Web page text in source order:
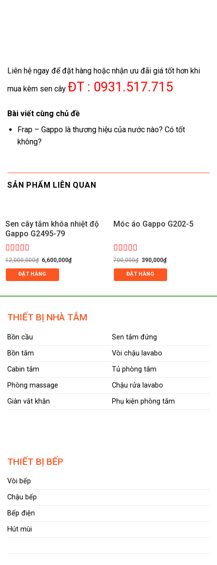
Liên hệ ngay để đặt hàng hoặc nhận ưu đãi giá tốt hơn khi
mua kèm sen cây ĐT : 0931.517.715
Bài viết cùng chủ đề
Frap – Gappo là thương hiệu của nước nào? Có tốt
không?
SẢN PHẨM LIÊN QUAN
Sen cây tắm khóa nhiệt độ
Gappo G2495-79
Được
xếp
hạng
0
sao
12,000,000₫ Giá
gốc
là:
12,000,000₫.
6,600,000₫Giá
hiện
ĐẶT HÀNG
Móc áo Gappo G202-5
Được
xếp
hạng
0
sao
700,000₫ Giá
gốc
là:
700,000₫.
390,000₫Giá
hiện
tại
là:
390,000₫.
ĐẶT HÀNG
THIẾT BỊ NHÀ TẮM
Bồn cầu
Sen tắm đứng
Bồn tắm
Vòi chậu lavabo
Cabin tắm
Tủ phòng tắm
Phòng massage
Chậu rửa lavabo
Giàn vắt khăn
Phụ kiện phòng tắm
THIẾT BỊ BẾP
Vòi bếp
Chậu bếp
Bếp điện
Hút mùi